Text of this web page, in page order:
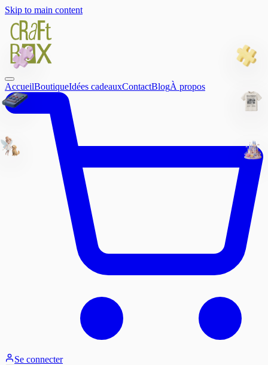
Skip to main content
AccueilBoutiqueIdées cadeauxContactBlogÀ propos
Se connecter